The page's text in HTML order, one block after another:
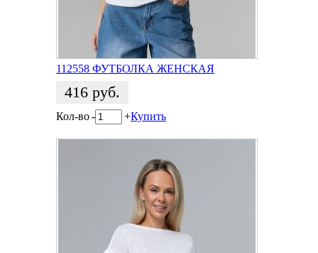
112558 ФУТБОЛКА ЖЕНСКАЯ
416 руб.
Кол-во- +Купить